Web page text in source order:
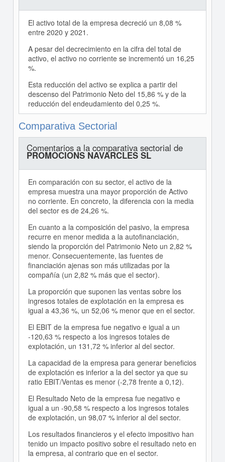
El activo total de la empresa decreció un 8,08 %
entre 2020 y 2021.
A pesar del decrecimiento en la cifra del total de
activo, el activo no corriente se incrementó un 16,25
%.
Esta reducción del activo se explica a partir del
descenso del Patrimonio Neto del 15,86 % y de la
reducción del endeudamiento del 0,25 %.
Comparativa Sectorial
Comentarios a la comparativa sectorial de
PROMOCIONS NAVARCLES SL
En comparación con su sector, el activo de la
empresa muestra una mayor proporción de Activo
no corriente. En concreto, la diferencia con la media
del sector es de 24,26 %.
En cuanto a la composición del pasivo, la empresa
recurre en menor medida a la autofinanciación,
siendo la proporción del Patrimonio Neto un 2,82 %
menor. Consecuentemente, las fuentes de
financiación ajenas son más utilizadas por la
compañía (un 2,82 % más que el sector).
La proporción que suponen las ventas sobre los
ingresos totales de explotación en la empresa es
igual a 43,36 %, un 52,06 % menor que en el sector.
El EBIT de la empresa fue negativo e igual a un
-120,63 % respecto a los ingresos totales de
explotación, un 131,72 % inferior al del sector.
La capacidad de la empresa para generar beneficios
de explotación es inferior a la del sector ya que su
ratio EBIT/Ventas es menor (-2,78 frente a 0,12).
El Resultado Neto de la empresa fue negativo e
igual a un -90,58 % respecto a los ingresos totales
de explotación, un 98,07 % inferior al del sector.
Los resultados financieros y el efecto impositivo han
tenido un impacto positivo sobre el resultado neto en
la empresa, al contrario que en el sector.